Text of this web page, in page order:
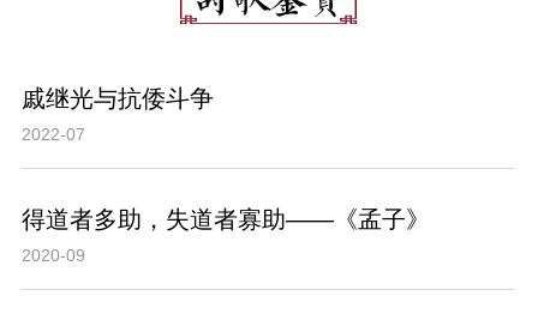
戚继光与抗倭斗争
2022-07
得道者多助，失道者寡助——《孟子》
2020-09